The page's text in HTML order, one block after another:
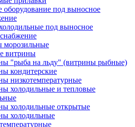
оборудование под выносное
под выносное
морозильные
витрины
"рыба на льду" (витрины рыбные)
кондитерские
низкотемпературные
холодильные и тепловые
холодильные открытые
холодильные